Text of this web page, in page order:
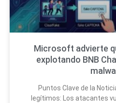
Microsoft advierte
explotando BNB
Puntos Clave de la
legítimos: Los atacantes